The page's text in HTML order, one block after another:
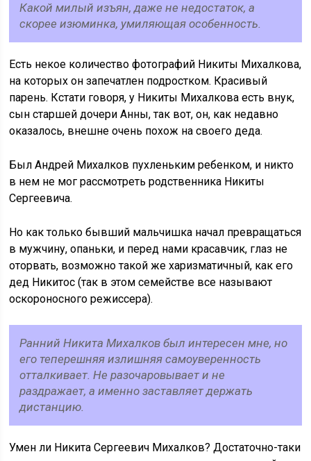
Какой милый изъян, даже не недостаток, а
скорее изюминка, умиляющая особенность.
Есть некое количество фотографий Никиты Михалкова,
на которых он запечатлен подростком. Красивый
парень. Кстати говоря, у Никиты Михалкова есть внук,
сын старшей дочери Анны, так вот, он, как недавно
оказалось, внешне очень похож на своего деда.
Был Андрей Михалков пухленьким ребенком, и никто
в нем не мог рассмотреть родственника Никиты
Сергеевича.
Но как только бывший мальчишка начал превращаться
в мужчину, опаньки, и перед нами красавчик, глаз не
оторвать, возможно такой же харизматичный, как его
дед Никитос (так в этом семействе все называют
оскороносного режиссера).
Ранний Никита Михалков был интересен мне, но
его теперешняя излишняя самоуверенность
отталкивает. Не разочаровывает и не
раздражает, а именно заставляет держать
дистанцию.
Умен ли Никита Сергеевич Михалков? Достаточно-таки